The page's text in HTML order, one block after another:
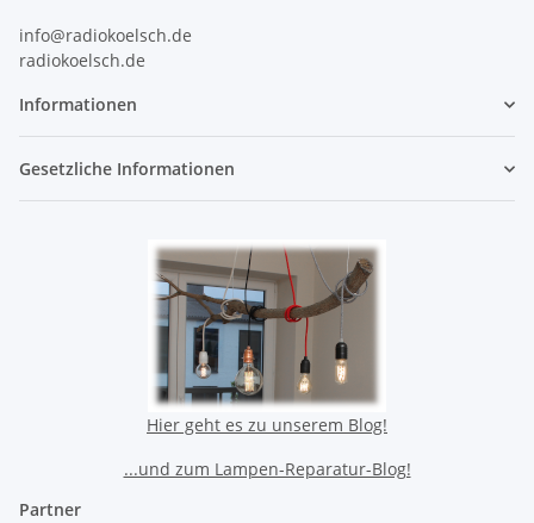
info@radiokoelsch.de
radiokoelsch.de
Informationen
Gesetzliche Informationen
Hier geht es zu unserem Blog!
...und zum Lampen-Reparatur-Blog!
Partner